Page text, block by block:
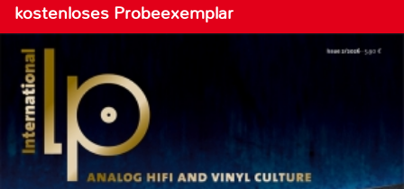
kostenloses Probeexemplar